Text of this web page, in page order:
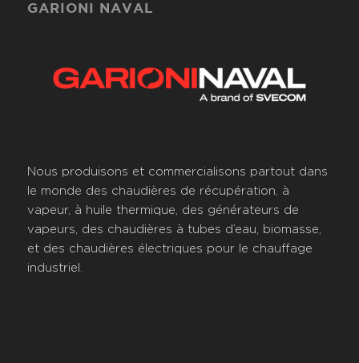
GARIONI NAVAL
Nous produisons et commercialisons partout dans
le monde des chaudières de récupération, à
vapeur, à huile thermique, des générateurs de
vapeurs, des chaudières à tubes d’eau, biomasse,
et des chaudières électriques pour le chauffage
industriel.